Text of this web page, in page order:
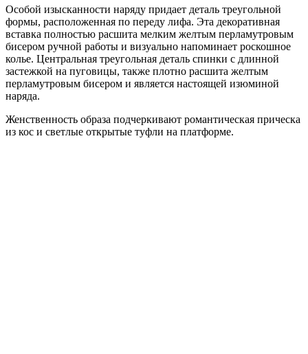
Особой изысканности наряду придает деталь треугольной
формы, расположенная по переду лифа. Эта декоративная
вставка полностью расшита мелким желтым перламутровым
бисером ручной работы и визуально напоминает роскошное
колье. Центральная треугольная деталь спинки с длинной
застежкой на пуговицы, также плотно расшита желтым
перламутровым бисером и является настоящей изюминой
наряда.
Женственность образа подчеркивают романтическая прическа
из кос и светлые открытые туфли на платформе.